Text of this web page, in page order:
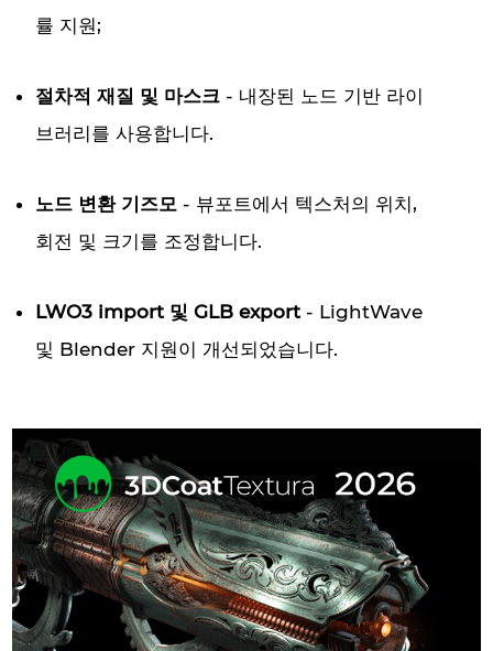
률 지원;
절차적 재질 및 마스크 - 내장된 노드 기반 라이
브러리를 사용합니다.
노드 변환 기즈모 - 뷰포트에서 텍스처의 위치,
회전 및 크기를 조정합니다.
LWO3 import 및 GLB export- LightWave
및 Blender 지원이 개선되었습니다.